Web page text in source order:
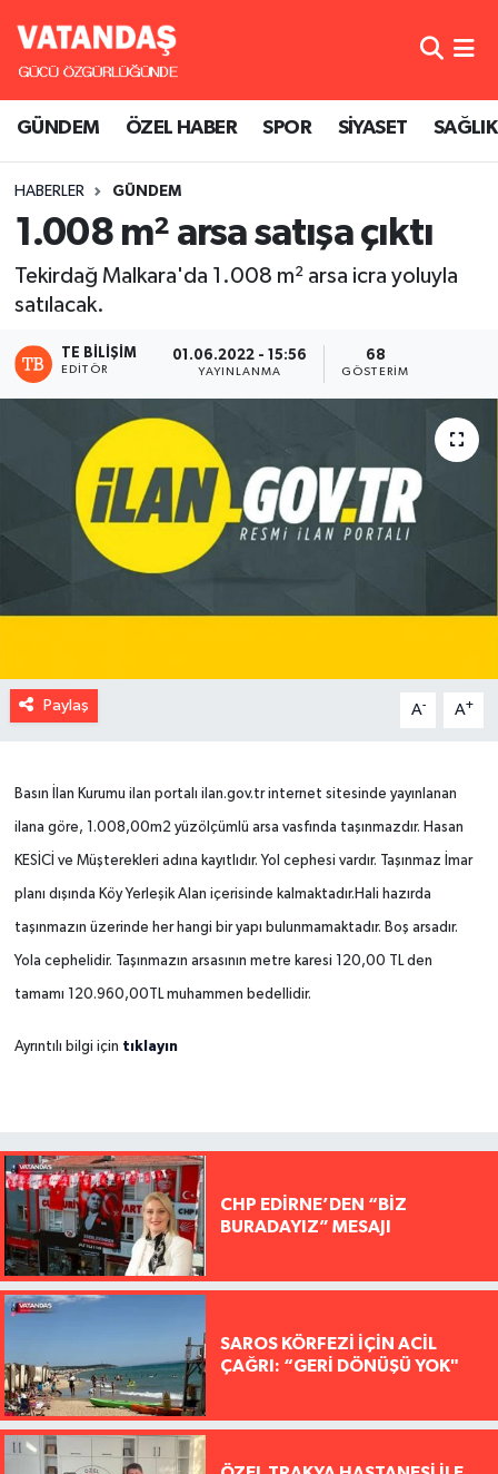
GÜNDEM ÖZEL HABER SPOR SİYASET SAĞLIK
HABERLER GÜNDEM
1.008 m² arsa satışa çıktı
Tekirdağ Malkara'da 1.008 m² arsa icra yoluyla
satılacak.
TE BILIŞIM
EDITÖR
01.06.2022 - 15:56
YAYINLANMA
68
GÖSTERIM
Paylaş A- A+
Basın İlan Kurumu ilan portalı ilan.gov.tr internet sitesinde yayınlanan
ilana göre, 1.008,00m2 yüzölçümlü arsa vasfında taşınmazdır. Hasan
KESİCİ ve Müşterekleri adına kayıtlıdır. Yol cephesi vardır. Taşınmaz İmar
planı dışında Köy Yerleşik Alan içerisinde kalmaktadır.Hali hazırda
taşınmazın üzerinde her hangi bir yapı bulunmamaktadır. Boş arsadır.
Yola cephelidir. Taşınmazın arsasının metre karesi 120,00 TL den
tamamı 120.960,00TL muhammen bedellidir.
Ayrıntılı bilgi için tıklayın
CHP EDİRNE’DEN “BİZ
BURADAYIZ” MESAJI
SAROS KÖRFEZİ İÇİN ACİL
ÇAĞRI: “GERİ DÖNÜŞÜ YOK"
GÜNDEM
SPOR
SAĞLIK
Hava Durumu
Süper Lig Puan Durumu ve Fikstür
Son Dakika Haberleri
Haber Arşivi